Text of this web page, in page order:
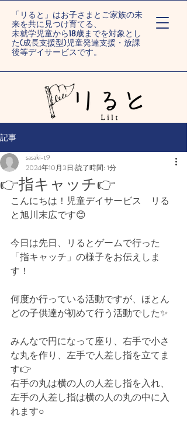
「リると」はお子さまとご家族の未
来を共に見つけ育てる、
未就学児童から18歳までを対象とし
た(成長支援型)児童発達支援・放課
後等デイサービスです。
記事
👉指キャッチ👉
sasaki-t9
2024年10月3日 読了時間: 1分
こんにちは！児童デイサービス　リる
と旭川末広です😊
今日は先日、リるとゲームで行った
「指キャッチ」の様子をお伝えしま
す！
何度か行っている活動ですが、ほとん
どの子供達が初めて行う活動でした✨
みんなで円になって座り、右手で小さ
な丸を作り、左手で人差し指を立てま
す👉
右手の丸は横の人の人差し指を入れ、
左手の人差し指は横の人の丸の中に入
れます○